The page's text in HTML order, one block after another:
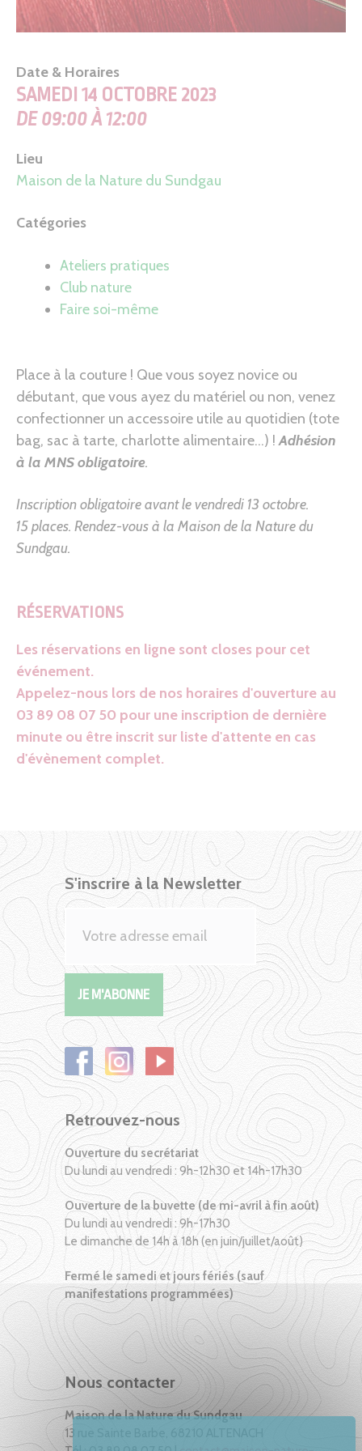
Date & Horaires
SAMEDI 14 OCTOBRE 2023
DE 09:00 À 12:00
Lieu
Maison de la Nature du Sundgau
Catégories
Ateliers pratiques
Club nature
Faire soi-même
Place à la couture ! Que vous soyez novice ou
débutant, que vous ayez du matériel ou non, venez
confectionner un accessoire utile au quotidien (tote
bag, sac à tarte, charlotte alimentaire…) !Adhésion
à la MNS obligatoire.
Inscription obligatoire avant le vendredi 13 octobre.
15 places. Rendez-vous à la Maison de la Nature du
Sundgau.
RÉSERVATIONS
Les réservations en ligne sont closes pour cet
événement.
Appelez-nous lors de nos horaires d'ouverture au
03 89 08 07 50 pour une inscription de dernière
minute ou être inscrit sur liste d'attente en cas
d'évènement complet.
S'inscrire à la Newsletter
Retrouvez-nous
Ouverture du secrétariat
Du lundi au vendredi : 9h-12h30 et 14h-17h30
Ouverture de la buvette (de mi-avril à fin août)
Du lundi au vendredi : 9h-17h30
Le dimanche de 14h à 18h (en juin/juillet/août)
Fermé le samedi et jours fériés (sauf
manifestations programmées)
Nous contacter
Maison de la Nature du Sundgau
13 rue Sainte Barbe, 68210 ALTENACH